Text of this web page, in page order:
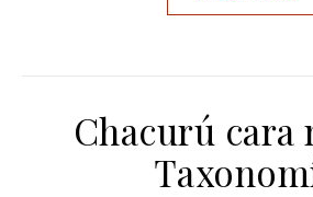
Chacurú cara